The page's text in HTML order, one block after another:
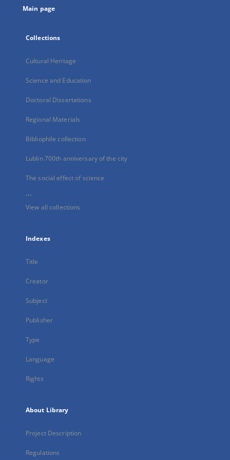
Main page
Collections
Cultural Heritage
Science and Education
Doctoral Dissertations
Regional Materials
Bibliophile collection
Lublin 700th anniversary of the city
The social effect of science
...
View all collections
Indexes
Title
Creator
Subject
Publisher
Type
Language
Rights
About Library
Project Description
Regulations